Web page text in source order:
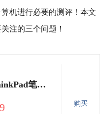
机进行必要的测评！本文
注的三个问题！
联想ThinkPad笔记本手提电脑商务办公游戏轻薄便携学生笔记本电脑
购买